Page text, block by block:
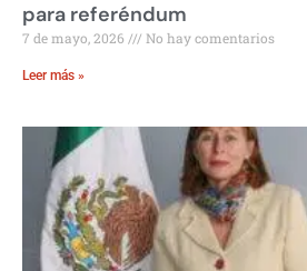
para referéndum
7 de mayo, 2026 No hay comentarios
Leer más »